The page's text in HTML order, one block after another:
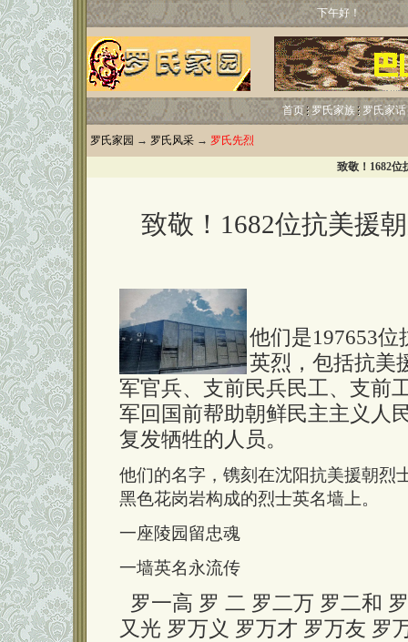
下午好！
首页 罗氏家族 罗氏家话
罗氏家园 → 罗氏风采 → 罗氏先烈
致敬！1682位
致敬！ 1682位抗美援
他们是197653
英烈，包括抗美
军官兵、支前民兵民工、支前
军回国前帮助朝鲜民主主义人
复发牺牲的人员。
他们的名字，镌刻在沈阳抗美援朝烈
黑色花岗岩构成的烈士英名墙上。
一座陵园留忠魂
一墙英名永流传
罗一高 罗 二 罗二万 罗二和
又光 罗万义 罗万才 罗万友 罗